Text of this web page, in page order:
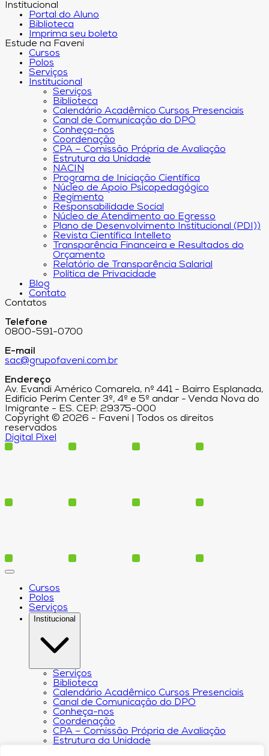
Institucional
Portal do Aluno
Biblioteca
Imprima seu boleto
Estude na Faveni
Cursos
Polos
Serviços
Institucional
Serviços
Biblioteca
Calendário Acadêmico Cursos Presenciais
Canal de Comunicação do DPO
Conheça-nos
Coordenação
CPA – Comissão Própria de Avaliação
Estrutura da Unidade
NACIN
Programa de Iniciação Científica
Núcleo de Apoio Psicopedagógico
Regimento
Responsabilidade Social
Núcleo de Atendimento ao Egresso
Plano de Desenvolvimento Institucional (PDI))
Revista Científica Intelleto
Transparência Financeira e Resultados do
Orçamento
Relatório de Transparência Salarial
Política de Privacidade
Blog
Contato
Contatos
Telefone
0800-591-0700
E-mail
sac@grupofaveni.com.br
Endereço
Av. Evandi Américo Comarela, nº 441 - Bairro Esplanada,
Edifício Perim Center 3º, 4º e 5º andar - Venda Nova do
Imigrante - ES. CEP: 29375-000
Copyright © 2026 - Faveni | Todos os direitos
reservados
Digital Pixel
Cursos
Polos
Serviços
Institucional
Serviços
Biblioteca
Calendário Acadêmico Cursos Presenciais
Canal de Comunicação do DPO
Conheça-nos
Coordenação
CPA – Comissão Própria de Avaliação
Estrutura da Unidade